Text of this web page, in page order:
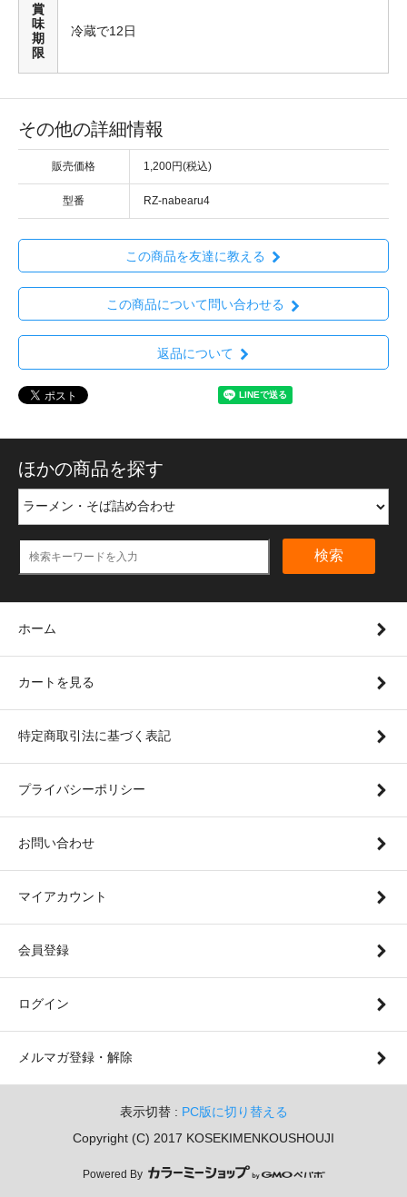
賞
味
期
限
冷蔵で12日
その他の詳細情報
販売価格 1,200円(税込)
型番 RZ-nabearu4
この商品を友達に教える
この商品について問い合わせる
返品について
ほかの商品を探す
検索
ホーム
カートを見る
特定商取引法に基づく表記
プライバシーポリシー
お問い合わせ
マイアカウント
会員登録
ログイン
メルマガ登録・解除
表示切替 : PC版に切り替える
Copyright (C) 2017 KOSEKIMENKOUSHOUJI
Powered By